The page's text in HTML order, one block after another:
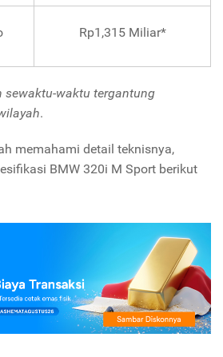
Rp1,315 Miliar*
sewaktu-waktu tergantung
.
memahami detail teknisnya,
BMW 320i M Sport berikut